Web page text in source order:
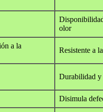
olor
a la
Resistente a
Durabilidad
Disimula